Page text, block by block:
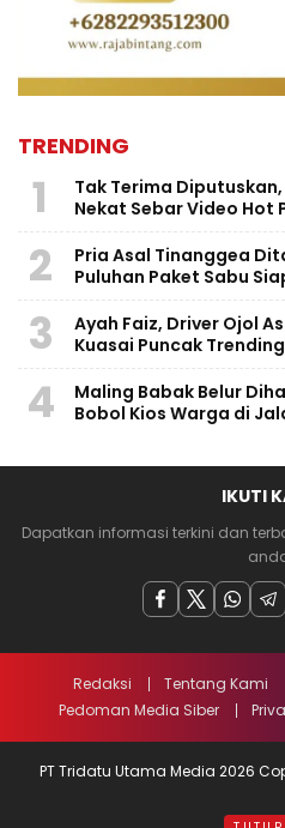
TRENDING
1
Tak Terima
Nekat Sebar Video Hot
2
Pria Asal Tinanggea
Puluhan Paket Sabu
3
Ayah Faiz, Driver Ojol
Kuasai Puncak
4
Maling Babak Belur
Bobol Kios Warga di
IKUTI
Dapatkan informasi terkini dan
Redaksi Tentang Kami
Pedoman Media Siber
PT Tridatu Utama Media 2026